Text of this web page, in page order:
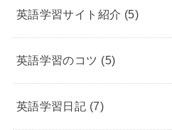
英語学習サイト紹介 (5)
英語学習のコツ (5)
英語学習日記 (7)